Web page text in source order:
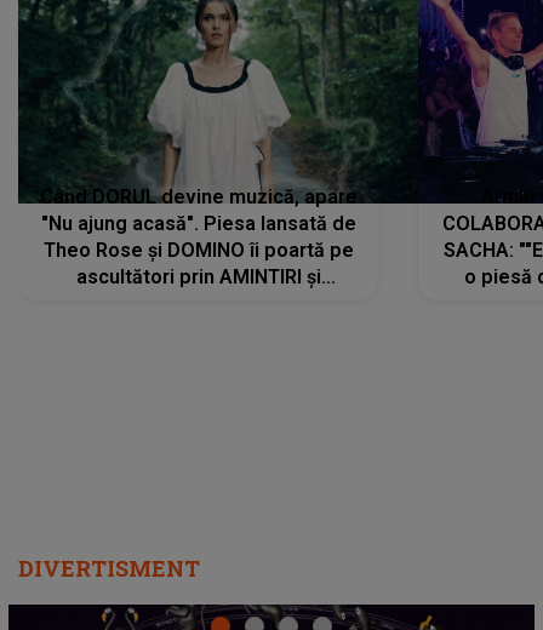
Când DORUL devine muzică, apare
"Nu ajung acasă". Piesa lansată de
Theo Rose și DOMINO îi poartă pe
ascultători prin AMINTIRI și
SACHA:
o piesă
DIVERTISMENT